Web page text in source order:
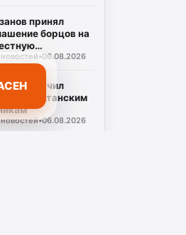
принял
борцов на
•06.08.2026
вручил
дагестанским
•06.08.2026